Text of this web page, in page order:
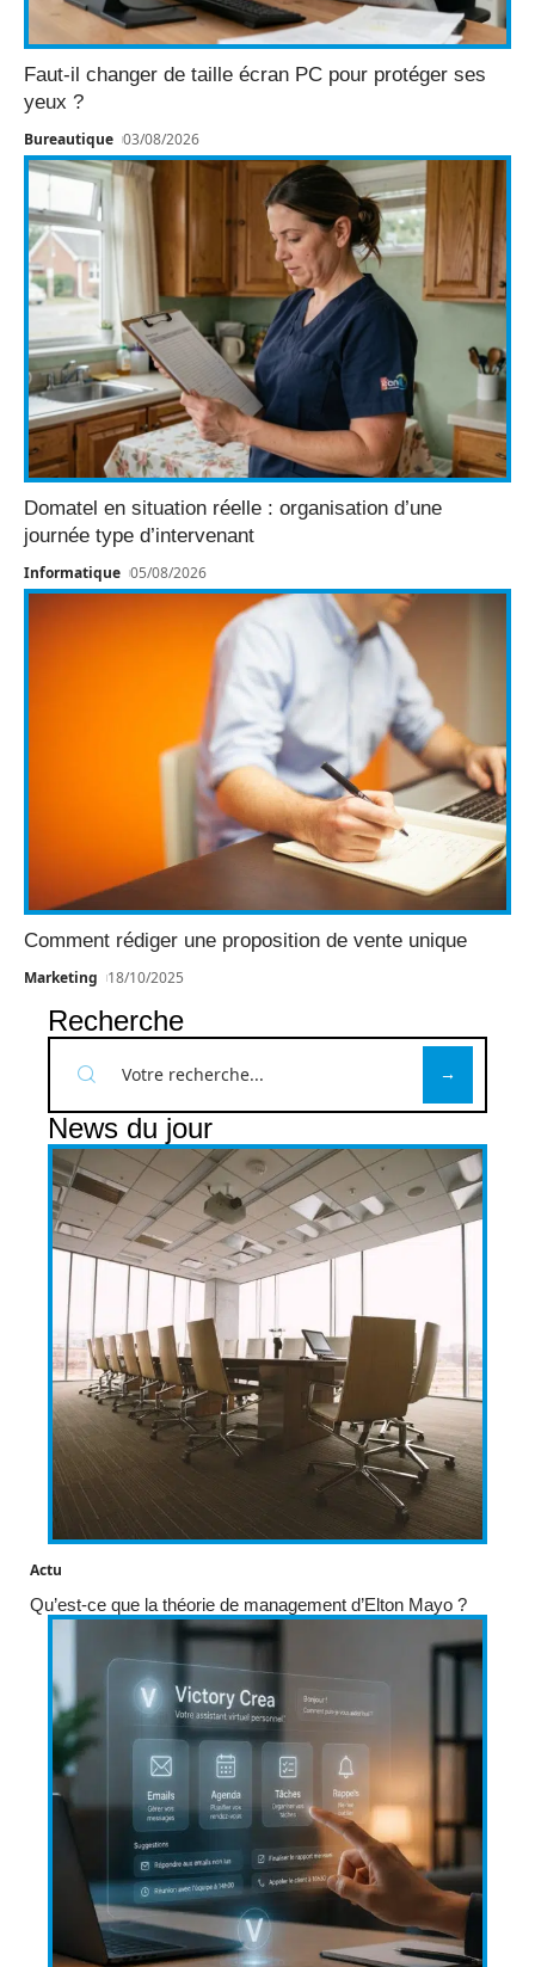
Faut-il changer de taille écran PC pour protéger ses
yeux ?
Bureautique 03/08/2026
Domatel en situation réelle : organisation d’une
journée type d’intervenant
Informatique 05/08/2026
Comment rédiger une proposition de vente unique
Marketing 18/10/2025
Recherche
News du jour
Actu
Qu’est-ce que la théorie de management d’Elton Mayo ?